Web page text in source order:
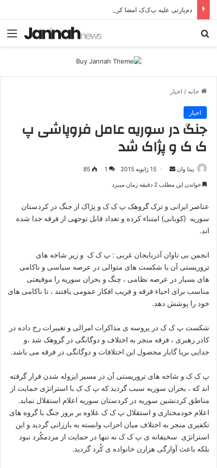
دم‌پارتی علیه پ‌ک‌ک امضا کرد؟
خانه / اخبار
اخبار
جنگ در سوریه عامل فروپاشی پ
ک ک و پژاک شد
بیتا وان
ر
15 ژانویه 2015 1
85
خواندن این مطلب 2 دقیقه زمان میبرد
عناصر ایرانی و ترک گروهک پ ک ک و پژاک از جنگ در کردستان
سوریه (کوبانی) امتناء کرده و تعداد قابل توجهی از فرقه جدا شده
اند.
انجمن بی تاوان آذربایجان غربی : پ ک ک و زیر شاخه های
تروریستی آن با شکست های متوالی در عرصه سیاسی و ناکامی
های بسیار در عرصه نظامی ، چنگ و بحران سوریه را موقیعتی
مناسب برای احیاء فرقه و فریب افکار عمومی یافتند ، تا ناکامی های
خود را پوشش دهد.
شکست پ ک ک در پروسه ی مذاکرات امرالی و تغییرات رخ داده در
کادر رهبری ، فرقه منجر به اختلاف و دوگانگی در گروهک شد ،و
جدایی بریا گابار محصول این اختلافات و دوگانگی در فرقه می باشد.
پ ک ک و شاخه های تروریستی آن در مسیر ایزوله شدن قرار گرفته
اند که ، بحران سوریه سبب گردید که پ ک ک با استراتژی حمایت از
مناطق کردنشین سوریه در کردستان سوریه اعلام استقلال نماید.
اعلام خودمختاری و استقلال پ ک ک علاوه بر بروز جنگ با گروه های
تکفیری منجر به اختلاف میان احزاب وابسته به بارزانی گردید و این
استراتژی سخیفانه ی پ ک ک نه تنها در حمایت از مردمکُرد نبود
بلکه باعث آوارگی هزارن خانواده ی کُرد گردید.